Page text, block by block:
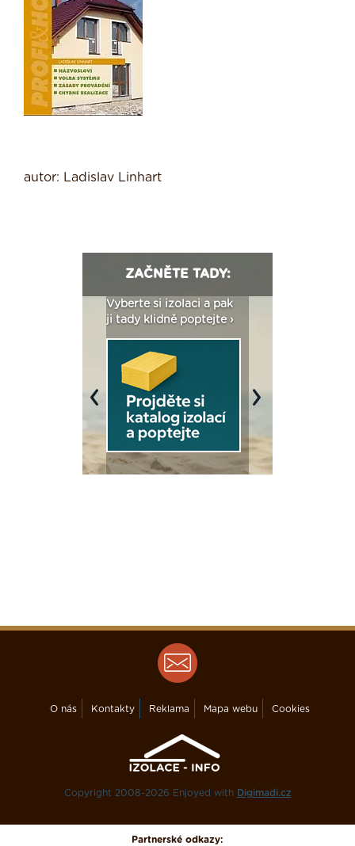
autor: Ladislav Linhart
ZAČNĚTE TADY:
Vyberte si izolaci a pak
ji tady klidně poptejte ›
Previous Next
O nás Kontakty Reklama Mapa webu Cookies
Copyright 2008-2026 Enjoyed with Digimadi.cz
Partnerské odkazy: